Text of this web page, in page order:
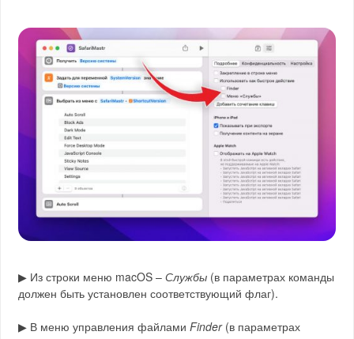
▶ Из строки меню macOS –Службы (в параметрах команды
должен быть установлен соответствующий флаг).
▶ В меню управления файламиFinder(в параметрах